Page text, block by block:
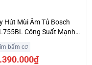
Hút Mùi Âm Tủ Bosch
Công Suất Mạnh
bấm cơ